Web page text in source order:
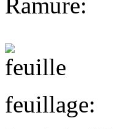
feuillage: